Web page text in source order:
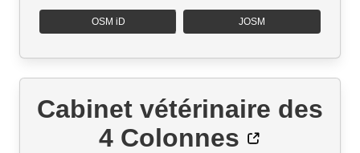
OSM iD JOSM
Cabinet vétérinaire des
4 Colonnes